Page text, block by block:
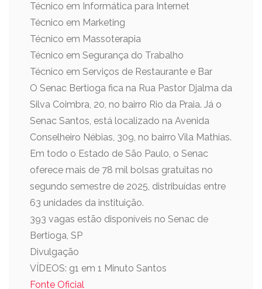
Técnico em Informática para Internet
Técnico em Marketing
Técnico em Massoterapia
Técnico em Segurança do Trabalho
Técnico em Serviços de Restaurante e Bar
O Senac Bertioga fica na Rua Pastor Djalma da
Silva Coimbra, 20, no bairro Rio da Praia. Já o
Senac Santos, está localizado na Avenida
Conselheiro Nébias, 309, no bairro Vila Mathias.
Em todo o Estado de São Paulo, o Senac
oferece mais de 78 mil bolsas gratuitas no
segundo semestre de 2025, distribuídas entre
63 unidades da instituição.
393 vagas estão disponíveis no Senac de
Bertioga, SP
Divulgação
VÍDEOS: g1 em 1 Minuto Santos
Fonte Oficial